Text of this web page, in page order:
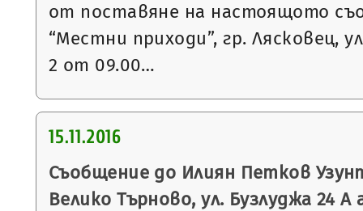
от поставяне на настоящото
“Местни приходи”, гр. Лясковец,
2 от 09.00…
15.11.2016
Съобщение до Илиян Петков
Велико Търново, ул. Бузлуджа 24 А